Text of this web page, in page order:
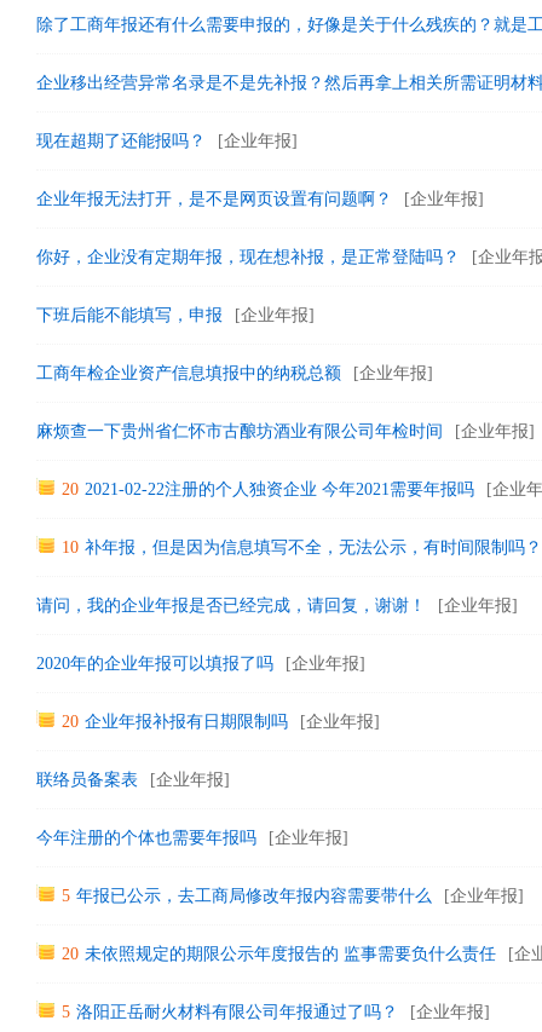
除了工商年报还有什么需要申报的，好像是关于什么残疾的？就是
企业移出经营异常名录是不是先补报？然后再拿上相关所需证明材
现在超期了还能报吗？ [企业年报]
企业年报无法打开，是不是网页设置有问题啊？ [企业年报]
你好，企业没有定期年报，现在想补报，是正常登陆吗？ [企业年
下班后能不能填写，申报 [企业年报]
工商年检企业资产信息填报中的纳税总额 [企业年报]
麻烦查一下贵州省仁怀市古酿坊酒业有限公司年检时间 [企业年报]
20 2021-02-22注册的个人独资企业 今年2021需要年报吗 [企业
10 补年报，但是因为信息填写不全，无法公示，有时间限制吗？
请问，我的企业年报是否已经完成，请回复，谢谢！ [企业年报]
2020年的企业年报可以填报了吗 [企业年报]
20 企业年报补报有日期限制吗 [企业年报]
联络员备案表 [企业年报]
今年注册的个体也需要年报吗 [企业年报]
5 年报已公示，去工商局修改年报内容需要带什么 [企业年报]
20 未依照规定的期限公示年度报告的 监事需要负什么责任 [企
5 洛阳正岳耐火材料有限公司年报通过了吗？ [企业年报]